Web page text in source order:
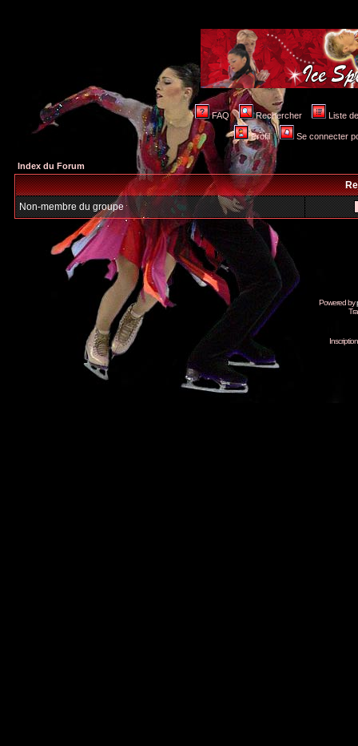
FAQ Rechercher Liste
Profil Se connecter
Index du Forum
Non-membre du groupe
Powered by